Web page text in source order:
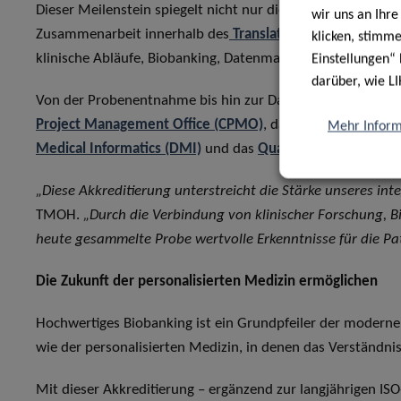
Dieser Meilenstein spiegelt nicht nur die Arbeit einer
Zusammenarbeit innerhalb des Translational Medicine
klinische Abläufe, Biobanking, Datenmanagement und
Von der Probenentnahme bis hin zur Datenintegration und
Project Management Office (CPMO), das Clinical and
Medical Informatics (DMI) und das Quality Management
„Diese Akkreditierung unterstreicht die Stärke unseres
TMOH. „Durch die Verbindung von klinischer Forschung,
heute gesammelte Probe wertvolle Erkenntnisse für die
Die Zukunft der personalisierten Medizin ermöglichen
Hochwertiges Biobanking ist ein Grundpfeiler der
wie der personalisierten Medizin, in denen das
Mit dieser Akkreditierung – ergänzend zur langjährigen
wir uns an
klicken,
darüber, wie
Mehr